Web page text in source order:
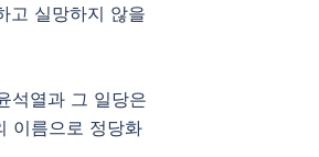
고 실망하지 않을
석열과 그 일당은
이름으로 정당화